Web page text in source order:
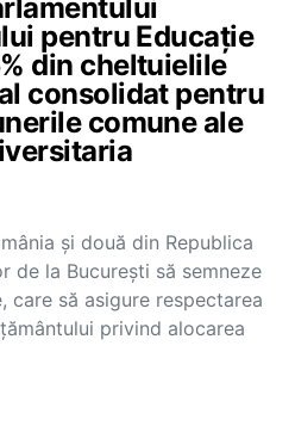
pentru Educație
din cheltuielile
consolidat pentru
comune ale
și două din Republica
de la București să semneze
care să asigure respectarea
privind alocarea